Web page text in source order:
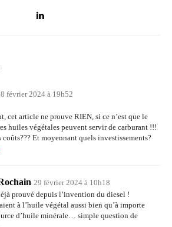
février 2024 à 19h52
cet article ne prouve RIEN, si ce n’est que le
huiles végétales peuvent servir de carburant !!!
coûts??? Et moyennant quels investissements?
29 février 2024 à 10h18
prouvé depuis l’invention du diesel !
à l’huile végétal aussi bien qu’à importe
d’huile minérale… simple question de